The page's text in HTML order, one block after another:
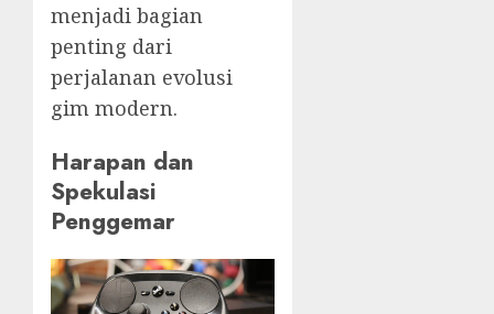
menjadi bagian
penting dari
perjalanan evolusi
gim modern.
Harapan dan
Spekulasi
Penggemar